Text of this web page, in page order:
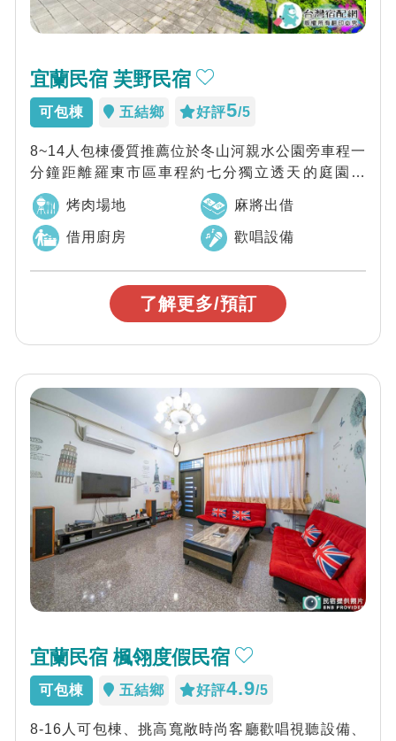
宜蘭民宿 芙野民宿
可包棟 五結鄉 好評5/5
8~14人包棟優質推薦位於冬山河親水公園旁車程一
分鐘距離羅東市區車程約七分獨立透天的庭園民
宿，提供烤肉場地、標準籃球架、寬敞聚會大...
烤肉場地 麻將出借
借用廚房 歡唱設備
了解更多/預訂
宜蘭民宿 楓翎度假民宿
可包棟 五結鄉 好評4.9/5
8-16人可包棟、挑高寬敞時尚客廳歡唱視聽設備、